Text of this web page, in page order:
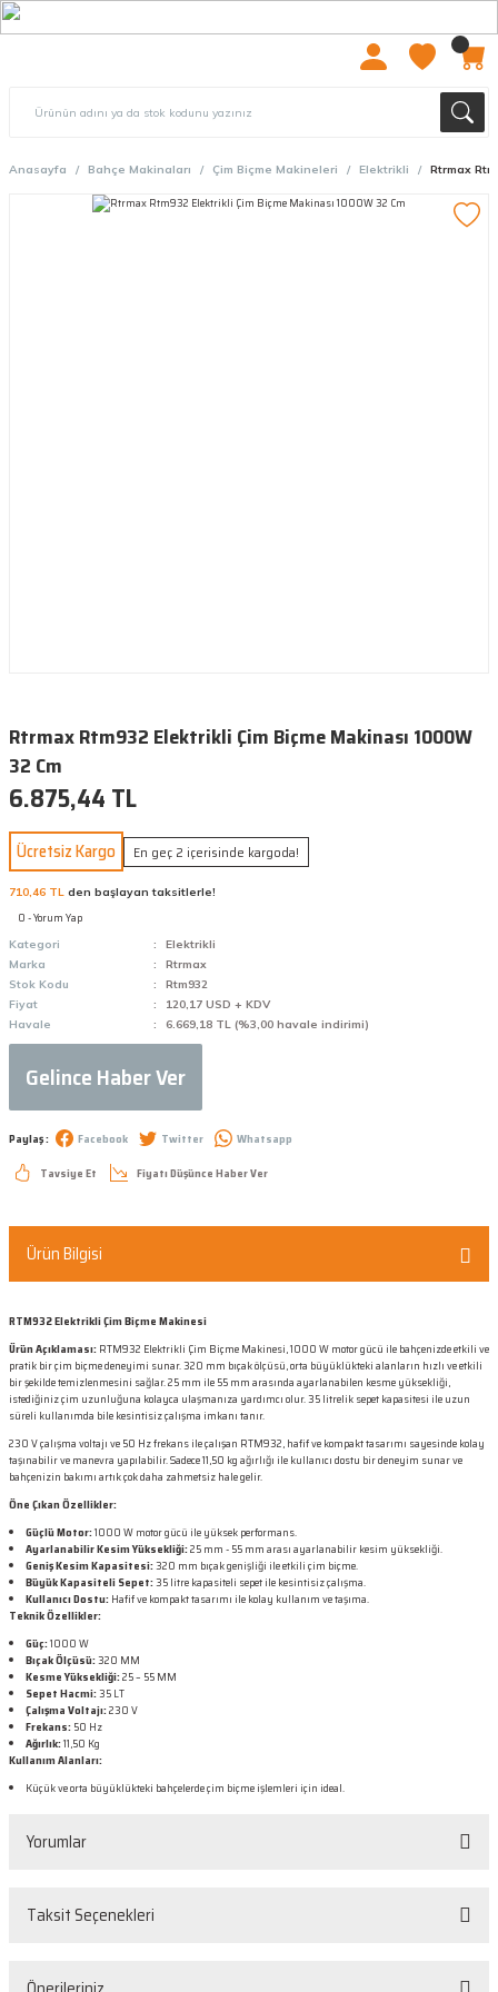
Anasayfa Bahçe Makinaları Çim Biçme Makineleri Elektrikli Rtrmax
Rtrmax Rtm932 Elektrikli Çim Biçme Makinası 1000W
32 Cm
6.875,44 TL
Ücretsiz Kargo En geç 2 içerisinde kargoda!
710,46 TL den başlayan taksitlerle!
0 - Yorum Yap
Kategori
Elektrikli
Marka
Rtrmax
Stok Kodu
Rtm932
Fiyat
120,17 USD + KDV
Havale
6.669,18 TL (%3,00 havale indirimi)
Gelince Haber Ver
Paylaş : Facebook Twitter
Whatsapp
Tavsiye Et
Fiyatı Düşünce Haber Ver
Ürün Bilgisi
RTM932 Elektrikli Çim Biçme Makinesi
Ürün Açıklaması:RTM932 Elektrikli Çim Biçme Makinesi, 1000 W motor gücü ile bahçenizde etkili ve
pratik bir çim biçme deneyimi sunar. 320 mm bıçak ölçüsü, orta büyüklükteki alanların hızlı ve etkili
bir şekilde temizlenmesini sağlar. 25 mm ile 55 mm arasında ayarlanabilen kesme yüksekliği,
istediğiniz çim uzunluğuna kolayca ulaşmanıza yardımcı olur. 35 litrelik sepet kapasitesi ile uzun
süreli kullanımda bile kesintisiz çalışma imkanı tanır.
230 V çalışma voltajı ve 50 Hz frekans ile çalışan RTM932, hafif ve kompakt tasarımı sayesinde kolay
taşınabilir ve manevra yapılabilir. Sadece 11,50 kg ağırlığı ile kullanıcı dostu bir deneyim sunar ve
bahçenizin bakımı artık çok daha zahmetsiz hale gelir.
Öne Çıkan Özellikler:
Güçlü Motor:1000 W motor gücü ile yüksek performans.
Ayarlanabilir Kesim Yüksekliği:25 mm - 55 mm arası ayarlanabilir kesim yüksekliği.
Geniş Kesim Kapasitesi:320 mm bıçak genişliği ile etkili çim biçme.
Büyük Kapasiteli Sepet:35 litre kapasiteli sepet ile kesintisiz çalışma.
Kullanıcı Dostu:Hafif ve kompakt tasarımı ile kolay kullanım ve taşıma.
Teknik Özellikler:
Güç:1000 W
Bıçak Ölçüsü:320 MM
Kesme Yüksekliği:25 – 55 MM
Sepet Hacmi:35 LT
Çalışma Voltajı:230 V
Frekans:50 Hz
Ağırlık:11,50 Kg
Kullanım Alanları:
Küçük ve orta büyüklükteki bahçelerde çim biçme işlemleri için ideal.
Yorumlar
Taksit Seçenekleri